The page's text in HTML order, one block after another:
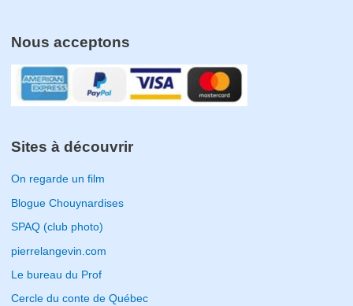
Nous acceptons
Sites à découvrir
On regarde un film
Blogue Chouynardises
SPAQ (club photo)
pierrelangevin.com
Le bureau du Prof
Cercle du conte de Québec